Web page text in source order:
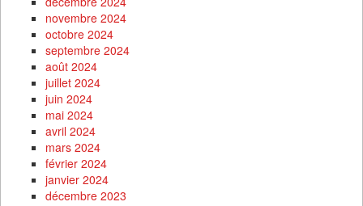
novembre 2024
octobre 2024
septembre 2024
août 2024
juillet 2024
juin 2024
mai 2024
avril 2024
mars 2024
février 2024
janvier 2024
décembre 2023